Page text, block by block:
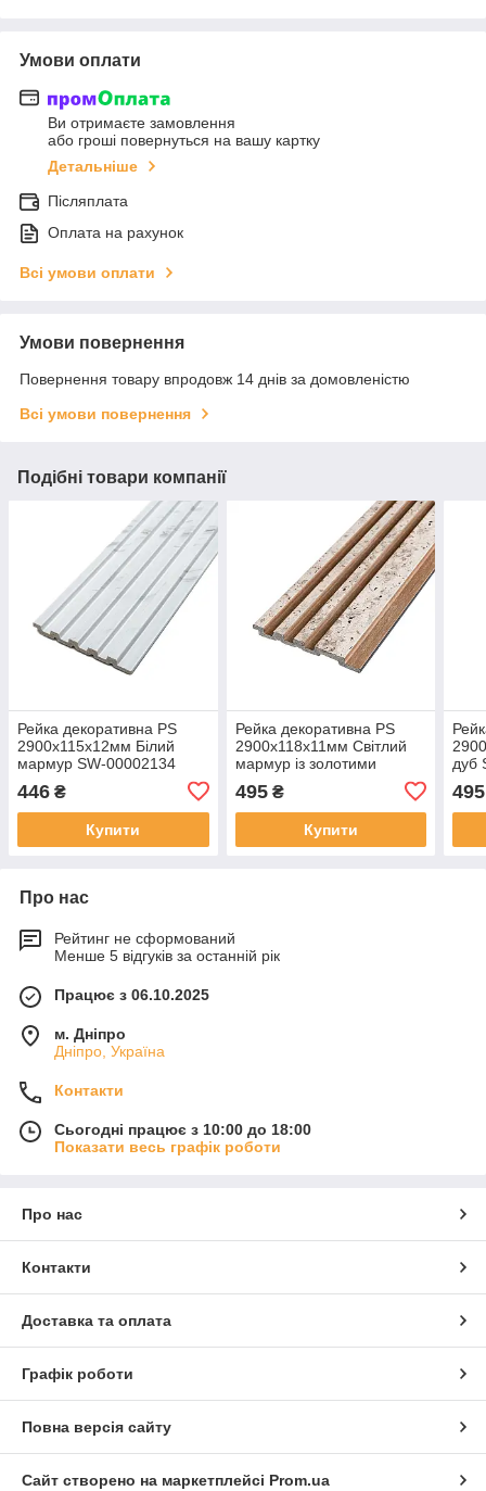
Умови оплати
Ви отримаєте замовлення
або гроші повернуться на вашу картку
Детальніше
Післяплата
Оплата на рахунок
Всі умови оплати
Умови повернення
Повернення товару впродовж 14 днів за домовленістю
Всі умови повернення
Подібні товари компанії
Рейка декоративна PS
2900х115х12мм Білий
мармур SW-00002134
446 ₴
Купити
Рейка декоративна PS
2900х118х11мм Світлий
мармур із золотими
00002141-
495₴
Купити
дуб
495
Про нас
Рейтинг не сформований
Менше 5 відгуків за останній рік
Працює з 06.10.2025
м. Дніпро
Дніпро, Україна
Контакти
Сьогодні працює з 10:00 до 18:00
Показати весь графік роботи
Про нас
Контакти
Доставка та оплата
Графік роботи
Повна версія сайту
Сайт створено на маркетплейсі Prom.ua